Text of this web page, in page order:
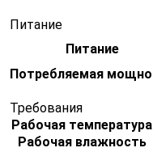
Питание
Питание
Потребляемая
Требования
Рабочая температура
Рабочая влажность